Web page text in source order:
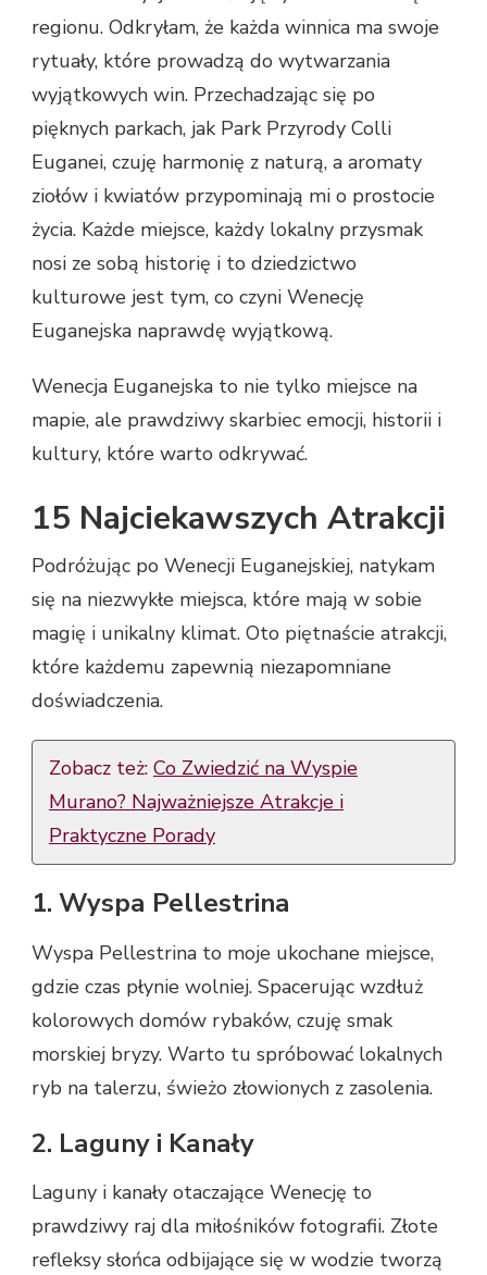
regionu. Odkryłam, że każda winnica ma swoje
rytuały, które prowadzą do wytwarzania
wyjątkowych win. Przechadzając się po
pięknych parkach, jak Park Przyrody Colli
Euganei, czuję harmonię z naturą, a aromaty
ziołów i kwiatów przypominają mi o prostocie
życia. Każde miejsce, każdy lokalny przysmak
nosi ze sobą historię i to dziedzictwo
kulturowe jest tym, co czyni Wenecję
Euganejska naprawdę wyjątkową.
Wenecja Euganejska to nie tylko miejsce na
mapie, ale prawdziwy skarbiec emocji, historii i
kultury, które warto odkrywać.
15 Najciekawszych Atrakcji
Podróżując po Wenecji Euganejskiej, natykam
się na niezwykłe miejsca, które mają w sobie
magię i unikalny klimat. Oto piętnaście atrakcji,
które każdemu zapewnią niezapomniane
doświadczenia.
Zobacz też: Co Zwiedzić na Wyspie
Murano? Najważniejsze Atrakcje i
Praktyczne Porady
1. Wyspa Pellestrina
Wyspa Pellestrina to moje ukochane miejsce,
gdzie czas płynie wolniej. Spacerując wzdłuż
kolorowych domów rybaków, czuję smak
morskiej bryzy. Warto tu spróbować lokalnych
ryb na talerzu, świeżo złowionych z zasolenia.
2. Laguny i Kanały
Laguny i kanały otaczające Wenecję to
prawdziwy raj dla miłośników fotografii. Złote
refleksy słońca odbijające się w wodzie tworzą